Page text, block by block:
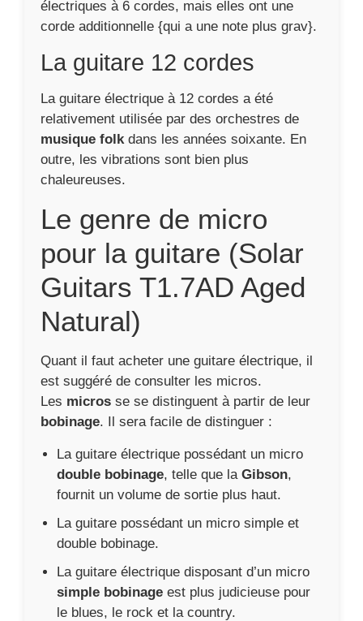
électriques à 6 cordes, mais elles ont une
corde additionnelle {qui a une note plus grav}.
La guitare 12 cordes
La guitare électrique à 12 cordes a été
relativement utilisée par des orchestres de
musique folk dans les années soixante. En
outre, les vibrations sont bien plus
chaleureuses.
Le genre de micro
pour la guitare (Solar
Guitars T1.7AD Aged
Natural)
Quant il faut acheter une guitare électrique, il
est suggéré de consulter les micros.
Les micros se se distinguent à partir de leur
bobinage. Il sera facile de distinguer :
La guitare électrique possédant un micro
double bobinage, telle que la Gibson,
fournit un volume de sortie plus haut.
La guitare possédant un micro simple et
double bobinage.
La guitare électrique disposant d’un micro
simple bobinage est plus judicieuse pour
le blues, le rock et la country.